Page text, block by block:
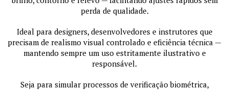
perda de qualidade.
Ideal para designers, desenvolvedores e instrutores que
precisam de realismo visual controlado e eficiência técnica —
mantendo sempre um uso estritamente ilustrativo e
responsável.
Seja para simular processos de verificação biométrica,